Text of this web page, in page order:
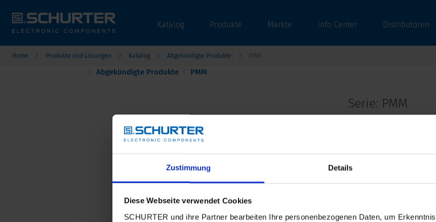
Zustimmung Details
Diese Webseite verwendet Cookies
SCHURTER und ihre Partner bearbeiten Ihre personenbezogenen Daten, um
Katalog Produkte Märkte Info Center Distributoren
Home Produkte und Lösungen Katalog Abgekündigte Produkte PMM
Abgekündigte Produkte PMM
Serie: PMM